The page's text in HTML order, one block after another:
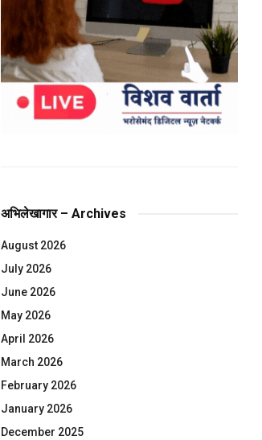
अभिलेखागार – Archives
August 2026
July 2026
June 2026
May 2026
April 2026
March 2026
February 2026
January 2026
December 2025